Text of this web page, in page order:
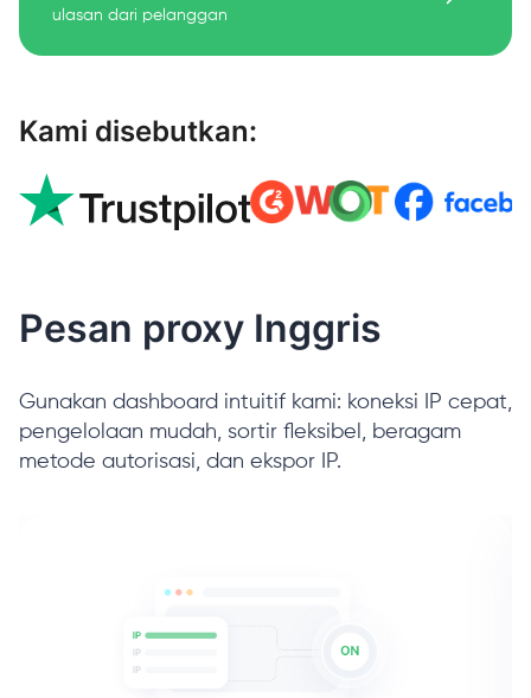
ulasan dari pelanggan
Kami disebutkan:
Pesan proxy Inggris
Gunakan dashboard intuitif kami: koneksi IP cepat,
pengelolaan mudah, sortir fleksibel, beragam
metode autorisasi, dan ekspor IP.